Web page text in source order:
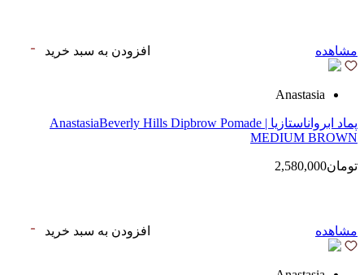
مشاهده افزودن به سبد خرید
Anastasia
پماد ابرواناستازیا | AnastasiaBeverly Hills Dipbrow Pomade
MEDIUM BROWN
تومان2,580,000
مشاهده افزودن به سبد خرید